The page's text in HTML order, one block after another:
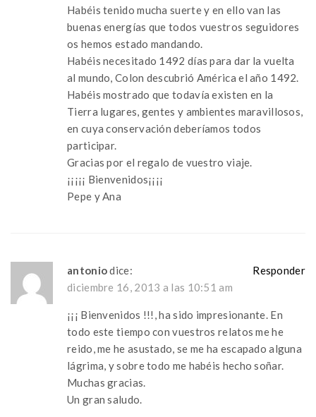
Habéis tenido mucha suerte y en ello van las
buenas energías que todos vuestros seguidores
os hemos estado mandando.
Habéis necesitado 1492 días para dar la vuelta
al mundo, Colon descubrió América el año 1492.
Habéis mostrado que todavía existen en la
Tierra lugares, gentes y ambientes maravillosos,
en cuya conservación deberíamos todos
participar.
Gracias por el regalo de vuestro viaje.
¡¡¡¡¡ Bienvenidos¡¡¡¡
Pepe y Ana
antoniodice:
diciembre 16, 2013 a las 10:51 am
¡¡¡ Bienvenidos !!!, ha sido impresionante. En
todo este tiempo con vuestros relatos me he
reido, me he asustado, se me ha escapado alguna
lágrima, y sobre todo me habéis hecho soñar.
Muchas gracias.
Un gran saludo.
Responder